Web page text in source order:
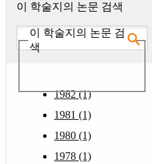
이 학술지의 논문 검색
이 학술지의 논문 검
색
1982 (1)
1981 (1)
1980 (1)
1978 (1)